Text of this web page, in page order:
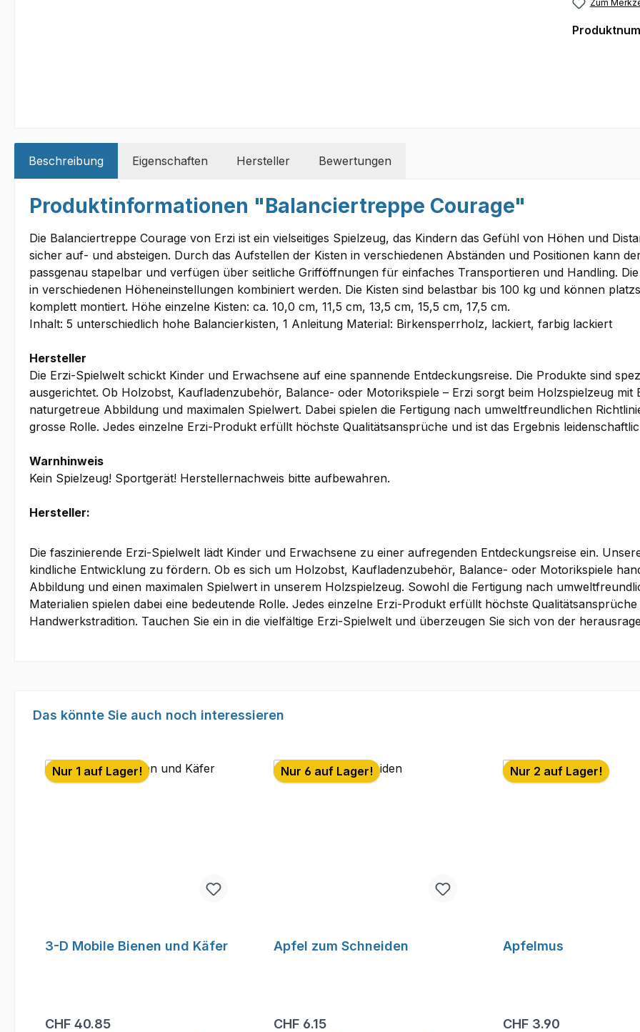
Zum
Beschreibung Eigenschaften Hersteller Bewertungen
Produktinformationen "Balanciertreppe Courage"
Die Balanciertreppe Courage von Erzi ist ein vielseitiges Spielzeug, das Kindern das Gefühl von Höhen und
sicher auf- und absteigen. Durch das Aufstellen der Kisten in verschiedenen Abständen und Positionen kann
passgenau stapelbar und verfügen über seitliche Grifföffnungen für einfaches Transportieren und Handling.
in verschiedenen Höheneinstellungen kombiniert werden. Die Kisten sind belastbar bis 100 kg und können
komplett montiert. Höhe einzelne Kisten: ca. 10,0 cm, 11,5 cm, 13,5 cm, 15,5 cm, 17,5 cm.
Inhalt: 5 unterschiedlich hohe Balancierkisten, 1 Anleitung Material: Birkensperrholz, lackiert, farbig lackiert
Hersteller
Die Erzi-Spielwelt schickt Kinder und Erwachsene auf eine spannende Entdeckungsreise. Die Produkte sind
ausgerichtet. Ob Holzobst, Kaufladenzubehör, Balance- oder Motorikspiele – Erzi sorgt beim Holzspielzeug mit
naturgetreue Abbildung und maximalen Spielwert. Dabei spielen die Fertigung nach umweltfreundlichen
grosse Rolle. Jedes einzelne Erzi-Produkt erfüllt höchste Qualitätsansprüche und ist das Ergebnis
Warnhinweis
Kein Spielzeug! Sportgerät! Herstellernachweis bitte aufbewahren.
Hersteller:
Die faszinierende Erzi-Spielwelt lädt Kinder und Erwachsene zu einer aufregenden Entdeckungsreise ein.
kindliche Entwicklung zu fördern. Ob es sich um Holzobst, Kaufladenzubehör, Balance- oder Motorikspiele
Abbildung und einen maximalen Spielwert in unserem Holzspielzeug. Sowohl die Fertigung nach
Materialien spielen dabei eine bedeutende Rolle. Jedes einzelne Erzi-Produkt erfüllt höchste
Handwerkstradition. Tauchen Sie ein in die vielfältige Erzi-Spielwelt und überzeugen Sie sich von der
Produktgalerie überspringen
Das könnte Sie auch noch interessieren
Nur 1 auf Lager!
3-D Mobile Bienen und Käfer
Regulärer Preis:
CHF 40.85
Nur 6 auf Lager!
Apfel zum Schneiden
Regulärer Preis:
CHF 6.15
Nur 2 auf Lager!
Apfelmus
Regulärer Preis:
CHF 3.90